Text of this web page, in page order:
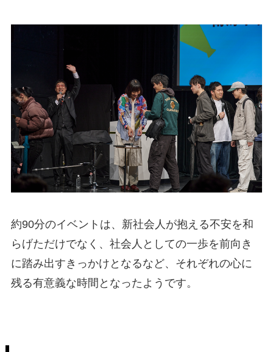
約90分のイベントは、新社会人が抱える不安を和
らげただけでなく、社会人としての一歩を前向き
に踏み出すきっかけとなるなど、それぞれの心に
残る有意義な時間となったようです。